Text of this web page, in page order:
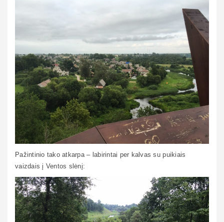
Pažintinio tako atkarpa – labirintai per kalvas su puikiais
vaizdais į Ventos slėnį: